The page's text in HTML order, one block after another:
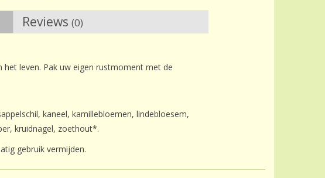
Reviews (0)
leven. Pak uw eigen rustmoment met de
kaneel, kamillebloemen, lindebloesem,
kruidnagel, zoethout*.
gebruik vermijden.